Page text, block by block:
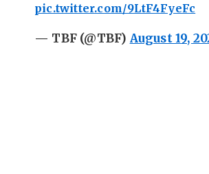
pic.twitter.com/9LtF4FyeFc
— TBF (@TBF) August 19,